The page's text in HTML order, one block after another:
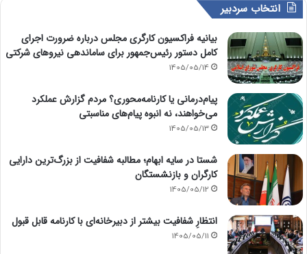
انتخاب سردبیر
بیانیه فراکسیون کارگری مجلس درباره ضرورت اجرای
کامل دستور رئیس‌جمهور برای ساماندهی نیروهای شرکتی
1405/05/14
پیام‌درمانی یا کارنامه‌محوری؟ مردم گزارش عملکرد
می‌خواهند، نه انبوه پیام‌های مناسبتی
1405/05/13
شستا در سایه ابهام؛ مطالبه شفافیت از بزرگ‌ترین دارایی
کارگران و بازنشستگان
1405/05/12
انتظارِ شفافیت بیشتر از دبیرخانه‌ای با کارنامه قابل قبول
1405/05/11